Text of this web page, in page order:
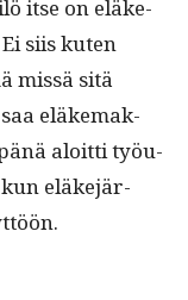
itse on eläke­
siis kuten
mis­sä sitä
eläke­mak­
aloit­ti työu­
kun eläke­jär­